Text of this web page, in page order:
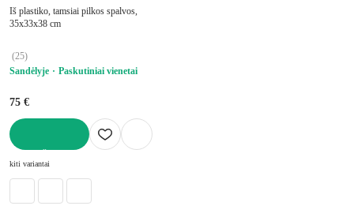
Iš plastiko, tamsiai pilkos spalvos,
35x33x38 cm
(25)
Sandėlyje
Paskutiniai vienetai
75 €
kiti variantai